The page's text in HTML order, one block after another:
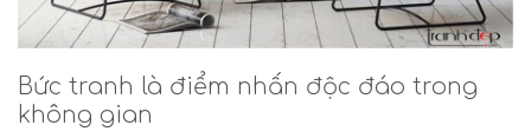
Bức tranh là điểm nhấn độc đáo trong
không gian